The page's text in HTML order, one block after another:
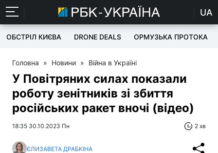
UA
ОБСТРІЛ КИЄВА DRONE DEALS ОРМУЗЬКА ПРОТОКА
Головна » Новини » Війна в Україні
У Повітряних силах показали
роботу зенітників зі збиття
російських ракет вночі (відео)
18:35 30.10.2023 Пн 2 хв
ЄЛИЗАВЕТА ДРАБКІНА